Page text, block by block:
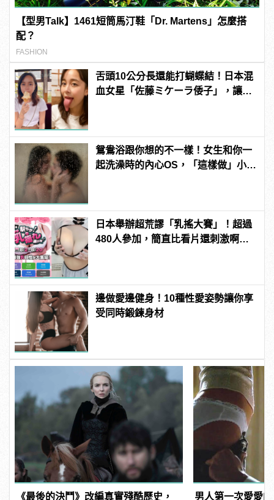
【型男Talk】1461短筒馬汀鞋「Dr. Martens」怎麼搭
配？
FASHION
舌頭10公分長還能打蝴蝶結！日本混
血女星「佐藤ミケーラ倭子」，讓人
鴛鴦浴跟你想的不一樣！女生和你一
起洗澡時的內心OS，「這樣做」小心
日本舉辦超荒謬「乳搖大賽」！超過
480人參加，簡直比看片還刺激啊！ |
邊做愛邊健身！10種性愛姿勢讓你享
受同時鍛鍊身材
《最後的決鬥》改編真實殘酷歷史， 男人第一次愛愛